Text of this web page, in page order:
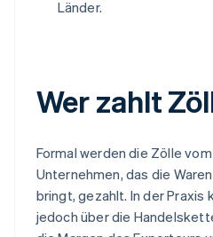
Länder.
Wer zahlt
Formal werden die Zölle
Unternehmen, das die
bringt, gezahlt. In der Praxis
jedoch über die